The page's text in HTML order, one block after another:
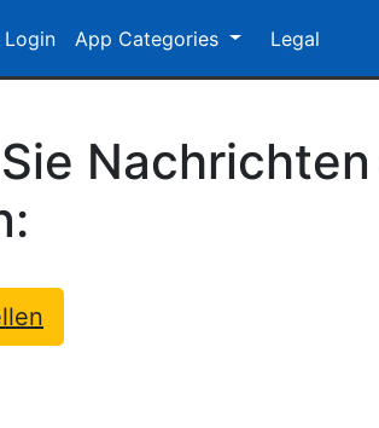
App Categories Legal